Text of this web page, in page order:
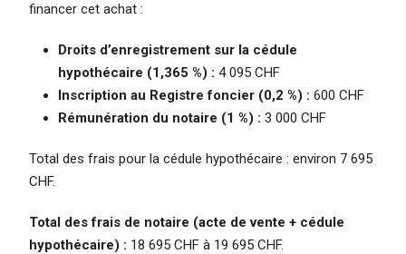
financer cet achat :
Droits d’enregistrement sur la cédule
hypothécaire (1,365 %) : 4 095 CHF
Inscription au Registre foncier (0,2 %) : 600 CHF
Rémunération du notaire (1 %) : 3 000 CHF
Total des frais pour la cédule hypothécaire : environ 7 695
CHF.
Total des frais de notaire (acte de vente + cédule
hypothécaire) : 18 695 CHF à 19 695 CHF.